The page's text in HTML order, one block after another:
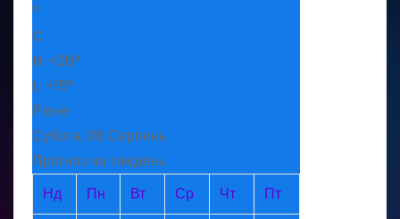
°
C
H: +26°
L: +15°
Рівне
Субота, 08 Серпень
Прогноз на тиждень
Нд
Пн Вт Ср Чт Пт